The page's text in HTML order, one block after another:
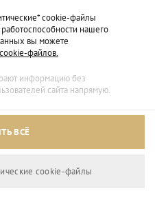
режим
cookie-файлы
нашего
вы можете
файлов.
информацию без
сайта напрямую.
ВСЁ
сookie-файлы